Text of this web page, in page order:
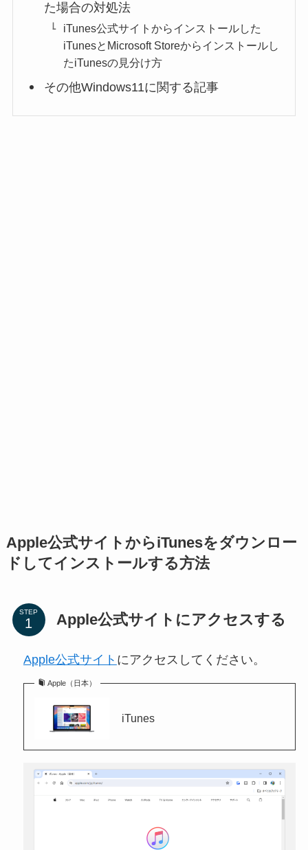
た場合の対処法
iTunes公式サイトからインストールした
iTunesとMicrosoft Storeからインストールし
たiTunesの見分け方
その他Windows11に関する記事
Apple公式サイトからiTunesをダウンロー
ドしてインストールする方法
STEP Apple公式サイトにアクセスする
Apple公式サイト にアクセスしてください。
Apple（日本）
iTunes